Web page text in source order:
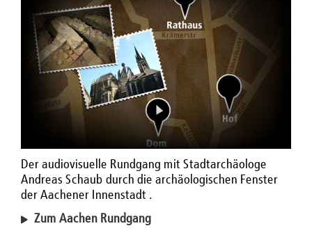
Der audiovisuelle Rundgang mit Stadtarchäologe
Andreas Schaub durch die archäologischen Fenster
der Aachener Innenstadt .
Zum Aachen Rundgang